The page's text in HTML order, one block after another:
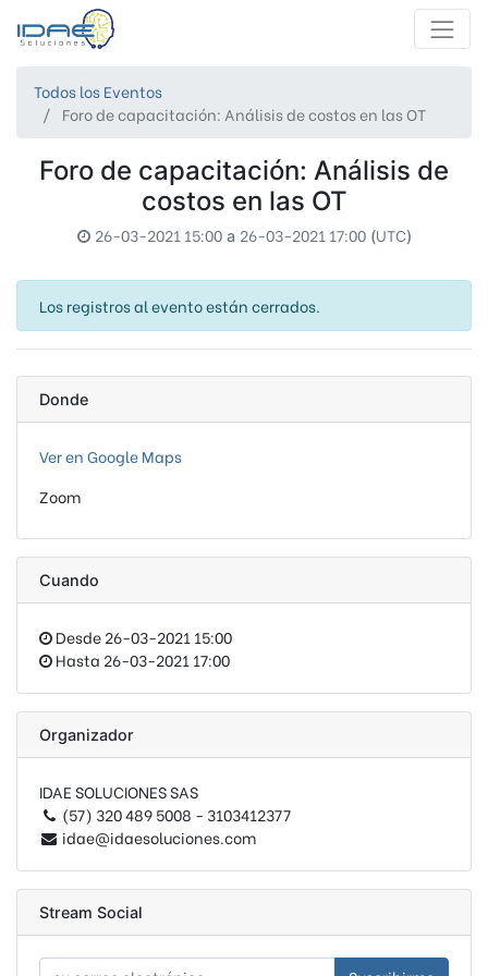
Todos los Eventos
Foro de capacitación: Análisis de costos en las OT
Foro de capacitación: Análisis de
costos en las OT
26-03-2021 15:00a 26-03-2021 17:00(UTC)
Los registros al evento están cerrados.
Donde
Ver en Google Maps
Zoom
Cuando
Desde26-03-2021 15:00
Hasta 26-03-2021 17:00
Organizador
IDAE SOLUCIONES SAS
(57) 320 489 5008 - 3103412377
idae@idaesoluciones.com
Stream Social